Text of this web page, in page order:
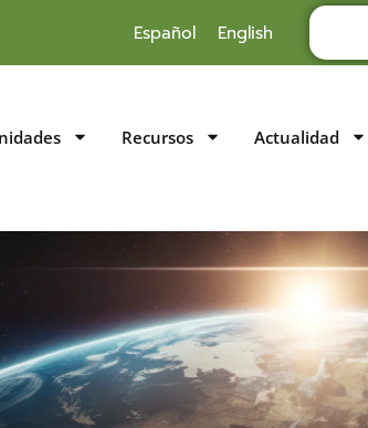
Español English
Recursos Actualidad